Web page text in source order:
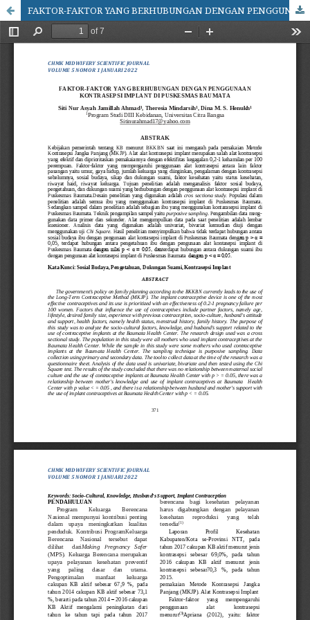
FAKTOR-FAKTOR YANG BERHUBUNGAN DENGAN PENGGUNAAN KONTRASEPSI IMPLANT DI PUSKESMAS BAUMATA